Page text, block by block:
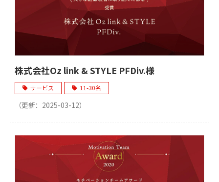
株式会社Oz link & STYLE PFDiv.様
サービス 11-30名
（更新： 2025-03-12）